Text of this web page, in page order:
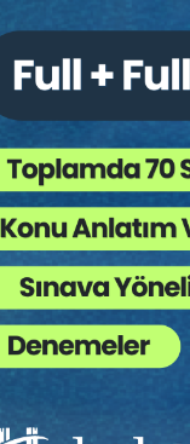
İzleyebileceği
Dikkat Edilecek
Bu Eğitim Dâhil
BİLGİ ALMAK İÇİN